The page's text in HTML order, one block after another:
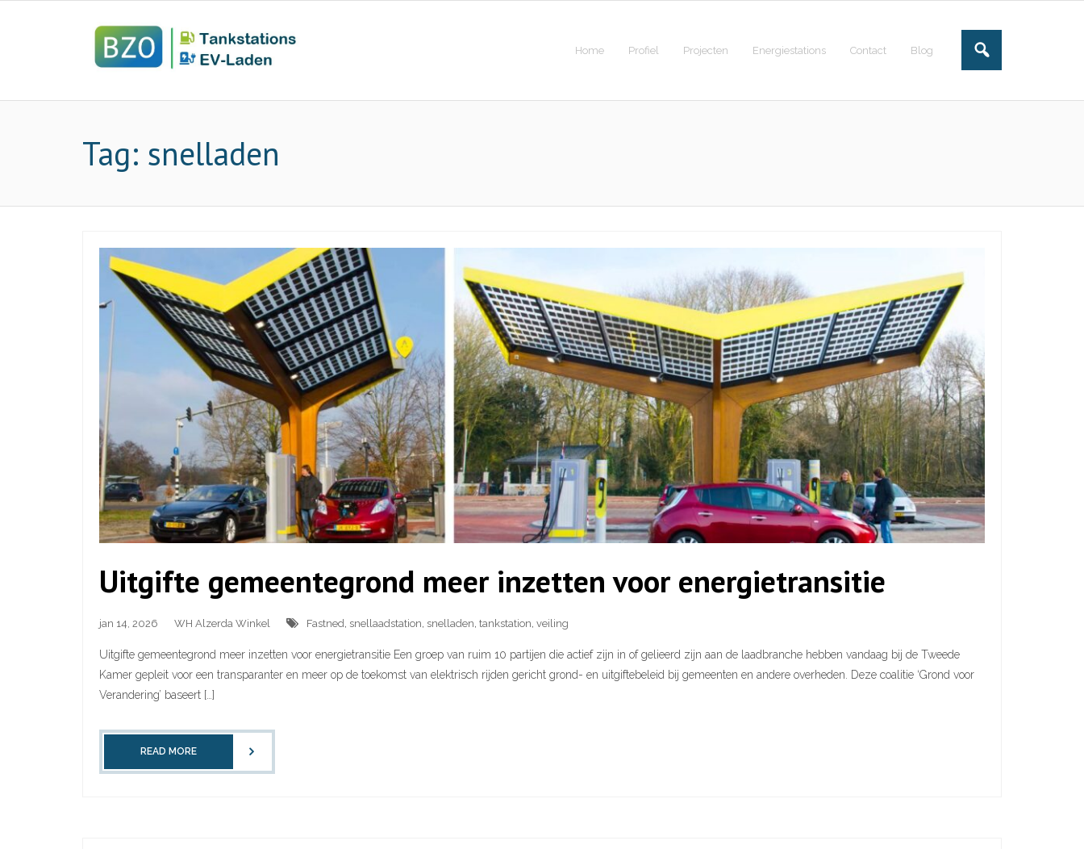
Home Profiel Projecten Energiestations Contact Blog
Tag: snelladen
Uitgifte gemeentegrond meer inzetten voor energietransitie
jan 14, 2026 WH Alzerda Winkel Fastned, snellaadstation, snelladen, tankstation, veiling
Uitgifte gemeentegrond meer inzetten voor energietransitie Een groep van ruim 10 partijen die actief zijn in of gelieerd zijn aan de laadbranche hebben vandaag bij de Tweede
Kamer gepleit voor een transparanter en meer op de toekomst van elektrisch rijden gericht grond- en uitgiftebeleid bij gemeenten en andere overheden. Deze coalitie ‘Grond voor
Verandering’ baseert […]
READ MORE